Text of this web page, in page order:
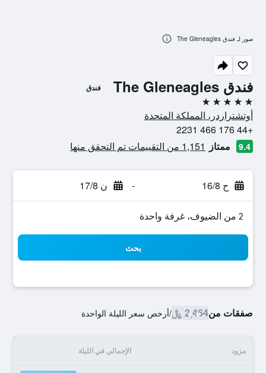
فندق The Gleneagles فندق
5 نجوم
أوتشتراردر، المملكة المتحدة
+44 176 466 2231
9.4 ممتاز 1,151 من التقييمات تم التحقق منها
ح 16/8 - ن 17/8
2 من الضيوف، غرفة واحدة
بحث
صفقات من2,464 ﷼ /أرخص سعر الليلة الواحدة
مزود الإجمالي في الليلة
صور لـ فندق The Gleneagles